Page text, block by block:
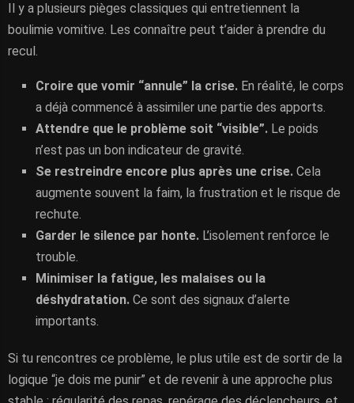
Il y a plusieurs pièges classiques qui entretiennent la
boulimie vomitive. Les connaître peut t’aider à prendre du
recul.
Croire que vomir “annule” la crise. En réalité, le corps
a déjà commencé à assimiler une partie des apports.
Attendre que le problème soit “visible”. Le poids
n’est pas un bon indicateur de gravité.
Se restreindre encore plus après une crise. Cela
augmente souvent la faim, la frustration et le risque de
rechute.
Garder le silence par honte. L’isolement renforce le
trouble.
Minimiser la fatigue, les malaises ou la
déshydratation. Ce sont des signaux d’alerte
importants.
Si tu rencontres ce problème, le plus utile est de sortir de la
logique “je dois me punir” et de revenir à une approche plus